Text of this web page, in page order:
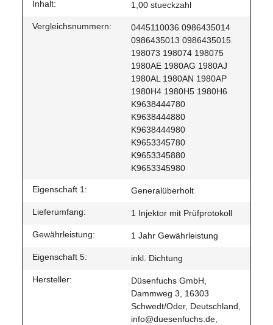
Inhalt: 1,00 stueckzahl
Vergleichsnummern:
0445110036 0986435014
0986435013 0986435015
198073 198074 198075
1980AE 1980AG 1980AJ
1980AL 1980AN 1980AP
1980H4 1980H5 1980H6
K9638444780
K9638444880
K9638444980
K9653345780
K9653345880
K9653345980
Eigenschaft 1: Generalüberholt
Lieferumfang: 1 Injektor mit Prüfprotokoll
Gewährleistung: 1 Jahr Gewährleistung
Eigenschaft 5: inkl. Dichtung
Hersteller:
Düsenfuchs GmbH,
Dammweg 3, 16303
Schwedt/Oder, Deutschland,
info@duesenfuchs.de,